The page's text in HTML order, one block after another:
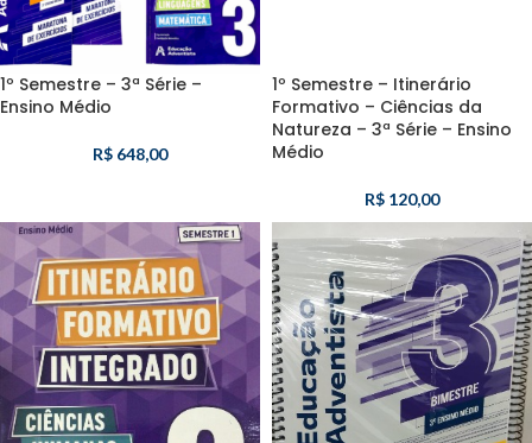
1º Semestre – 3ª Série –
Ensino Médio
R$ 648,00
1º Semestre – Itinerário
Formativo – Ciências da
Natureza – 3ª Série – Ensino
Médio
R$ 120,00